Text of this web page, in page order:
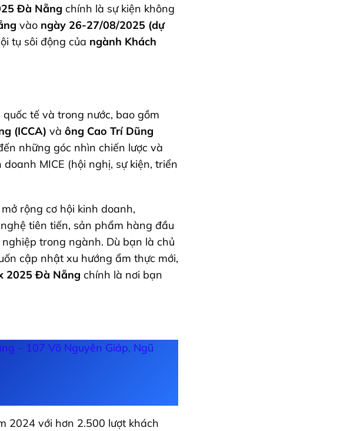
Đà Nẵng chính là sự kiện không
vào ngày 26-27/08/2025 (dự
tụ sôi động của ngành Khách
tế và trong nước, bao gồm
(ICCA) và ông Cao Trí Dũng
những góc nhìn chiến lược và
MICE (hội nghị, sự kiện, triển
rộng cơ hội kinh doanh,
tiên tiến, sản phẩm hàng đầu
trong ngành. Dù bạn là chủ
cập nhật xu hướng ẩm thực mới,
2025 Đà Nẵng chính là nơi bạn
– 107 Võ Nguyên Giáp, Ngũ
2024 với hơn 2.500 lượt khách